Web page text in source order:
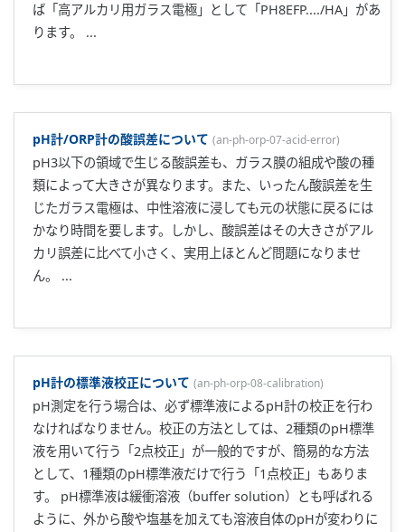
ば「高アルカリ用ガラス電極」として「PH8EFP..../HA」があ
ります。 ...
pH計/ORP計の酸誤差について (an-ph-orp-07-acid-error)
pH3以下の領域で生じる酸誤差も、ガラス膜の組成や酸の種
類によって大きさが異なります。また、いったん酸誤差を生
じたガラス電極は、中性溶液に浸しても元の状態に戻るには
かなり時間を要します。しかし、酸誤差はその大きさがアル
カリ誤差に比べて小さく、実用上ほとんど問題になりませ
ん。 ...
pH計の標準液校正について (an-ph-orp-08-calibration)
pH測定を行う場合は、必ず標準液によるpH計の校正を行わ
なければなりません。校正の方法としては、2種類のpH標準
液を用いて行う「2点校正」が一般的ですが、簡易的な方法
として、1種類のpH標準液だけで行う「1点校正」もありま
す。 pH標準液は緩衝溶液（buffer solution）とも呼ばれる
ように、外から酸や塩基を加えても溶液自体のpHが変わりに